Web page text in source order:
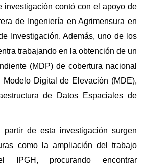
investigación contó con el apoyo de
de Ingeniería en Agrimensura en
Investigación. Además, uno de los
trabajando en la obtención de un
(MDP) de cobertura nacional
Digital de Elevación (MDE),
de Datos Espaciales de
de esta investigación surgen
como la ampliación del trabajo
IPGH, procurando encontrar